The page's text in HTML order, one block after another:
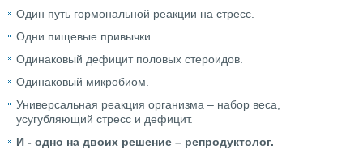
Один путь гормональной реакции на стресс.
Одни пищевые привычки.
Одинаковый дефицит половых стероидов.
Одинаковый микробиом.
Универсальная реакция организма – набор веса,
усугубляющий стресс и дефицит.
И - одно на двоих решение – репродуктолог.